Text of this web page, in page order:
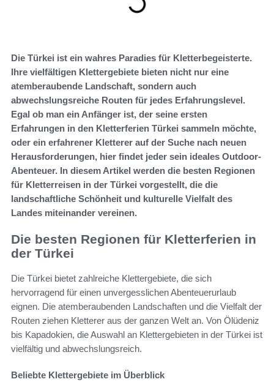
Die Türkei ist ein wahres Paradies für Kletterbegeisterte.
Ihre vielfältigen Klettergebiete bieten nicht nur eine
atemberaubende Landschaft, sondern auch
abwechslungsreiche Routen für jedes Erfahrungslevel.
Egal ob man ein Anfänger ist, der seine ersten
Erfahrungen in den Kletterferien Türkei sammeln möchte,
oder ein erfahrener Kletterer auf der Suche nach neuen
Herausforderungen, hier findet jeder sein ideales Outdoor-
Abenteuer. In diesem Artikel werden die besten Regionen
für Kletterreisen in der Türkei vorgestellt, die die
landschaftliche Schönheit und kulturelle Vielfalt des
Landes miteinander vereinen.
Die besten Regionen für Kletterferien in
der Türkei
Die Türkei bietet zahlreiche Klettergebiete, die sich
hervorragend für einen unvergesslichen Abenteuerurlaub
eignen. Die atemberaubenden Landschaften und die Vielfalt der
Routen ziehen Kletterer aus der ganzen Welt an. Von Ölüdeniz
bis Kapadokien, die Auswahl an Klettergebieten in der Türkei ist
vielfältig und abwechslungsreich.
Beliebte Klettergebiete im Überblick